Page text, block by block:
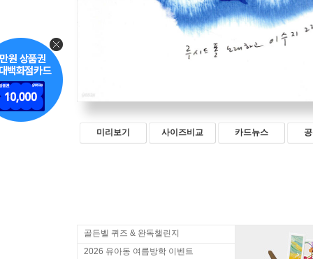
미리보기 사이즈비교 카드뉴스
골든벨 퀴즈 & 완독챌린지
2026 유아동 여름방학 이벤트